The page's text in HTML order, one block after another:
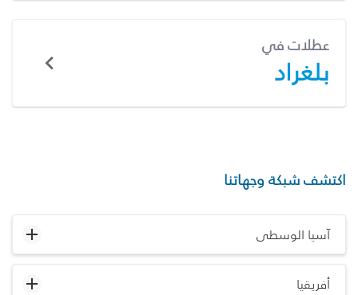
عطلات في
بلغراد
اكتشف شبكة وجهاتنا
آسيا الوسطى
أفريقيا